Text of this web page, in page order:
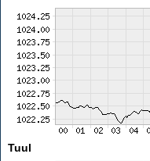
Tuul